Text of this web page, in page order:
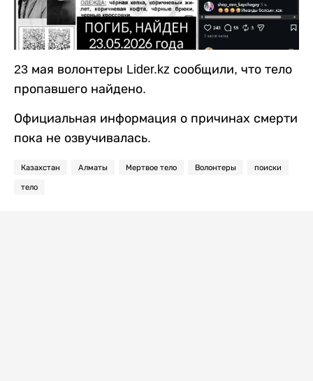
23 мая волонтеры Lider.kz сообщили, что тело
пропавшего найдено.
Официальная информация о причинах смерти
пока не озвучивалась.
Казахстан Алматы Мертвое тело Волонтеры поиски
тело